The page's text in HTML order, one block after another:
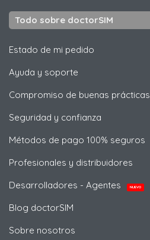
Todo sobre doctorSIM
Estado de mi pedido
Ayuda y soporte
Compromiso de buenas prácticas
Seguridad y confianza
Métodos de pago 100% seguros
Profesionales y distribuidores
Desarrolladores - Agentes
NUEVO
Blog doctorSIM
Sobre nosotros